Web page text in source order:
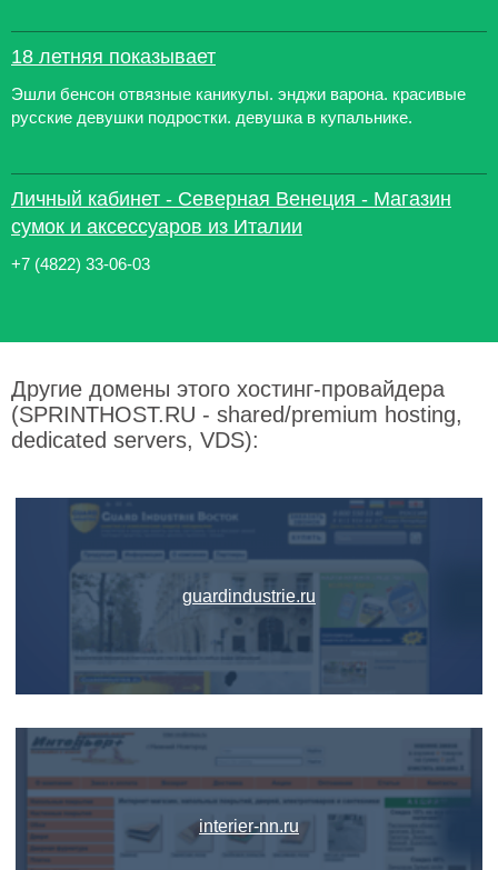
18 летняя показывает
Эшли бенсон отвязные каникулы. энджи варона. красивые
русские девушки подростки. девушка в купальнике.
Личный кабинет - Северная Венеция - Магазин
сумок и аксессуаров из Италии
+7 (4822) 33-06-03
Другие домены этого хостинг-провайдера
(SPRINTHOST.RU - shared/premium hosting,
dedicated servers, VDS):
guardindustrie.ru
interier-nn.ru